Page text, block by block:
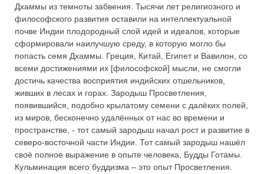
Дхаммы из темноты забвения. Тысячи лет религиозного и
философского развития оставили на интеллектуальной
почве Индии плодородный слой идей и идеалов, которые
сформировали наилучшую среду, в которую могло бы
попасть семя Дхаммы. Греция, Китай, Египет и Вавилон, со
всеми достижениями их [философской] мысли, не смогли
достичь качества восприятия индийских отшельников,
живших в лесах и горах. Зародыш Просветления,
появившийся, подобно крылатому семени с далёких полей,
из миров, бесконечно удалённых от нас во времени и
пространстве, - тот самый зародыш начал рост и развитие в
северо-восточной части Индии. Тот самый зародыш нашёл
своё полное выражение в опыте человека, Будды Готамы.
Кульминация всего буддизма – это опыт Просветления.